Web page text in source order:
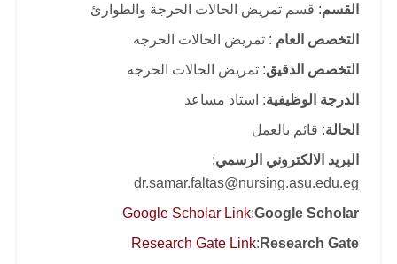
القسم: قسم تمريض الحالات الحرجة والطوارئ
التخصص العام : تمريض الحالات الحرجه
التخصص الدقيق: تمريض الحالات الحرجه
الدرجة الوظيفية: استاذ مساعد
الحالة: قائم بالعمل
البريد الالكتروني الرسمي:
dr.samar.faltas@nursing.asu.edu.eg
Google Scholar
:
Google Scholar Link
Research Gate
:
Research Gate Link